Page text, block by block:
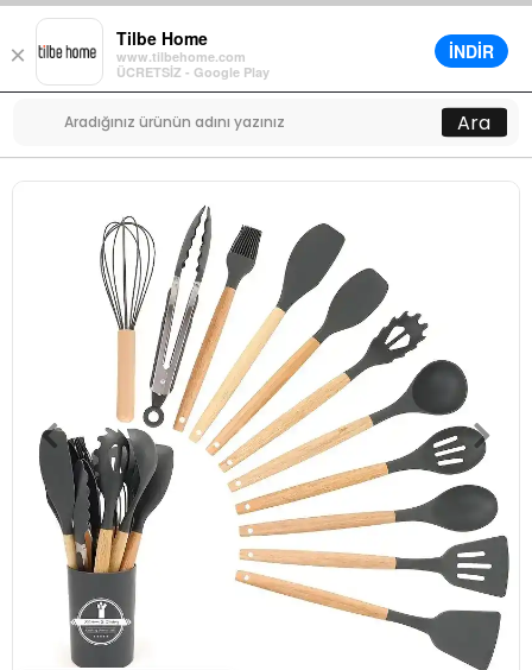
×
Tilbe Home
www.tilbehome.com
ÜCRETSİZ - Google Play
İNDİR
Menü
0
Ara